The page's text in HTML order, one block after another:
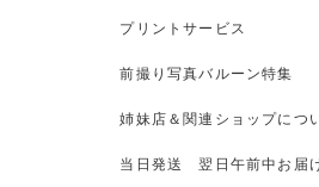
プリントサービス
前撮り写真バルーン特集
姉妹店＆関連ショップにつ
当日発送 翌日午前中お届